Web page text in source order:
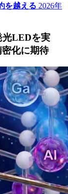
を越える 2026年
光LEDを実
化に期待